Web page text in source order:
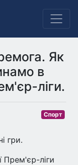
Як
в
ліги.
Спорт
гри.
Прем'єр-ліги